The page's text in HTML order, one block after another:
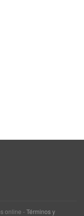
online - Términos y